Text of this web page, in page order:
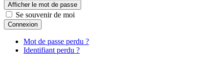
Afficher le mot de passe
Se souvenir de moi
Connexion
Mot de passe perdu ?
Identifiant perdu ?